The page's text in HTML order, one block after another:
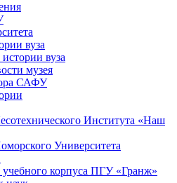
вуза
вуза
музея
САФУ
Института «Наш
Университета
корпуса ПГУ «Гранж»